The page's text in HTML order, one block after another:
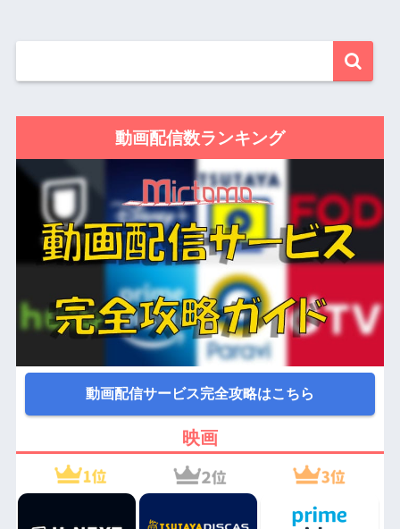
動画配信数ランキング
動画配信サービス完全攻略はこちら
映画